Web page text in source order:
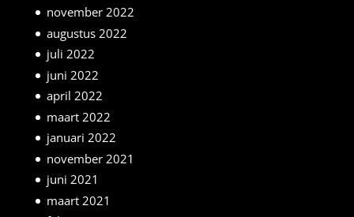
november 2022
augustus 2022
juli 2022
juni 2022
april 2022
maart 2022
januari 2022
november 2021
juni 2021
maart 2021